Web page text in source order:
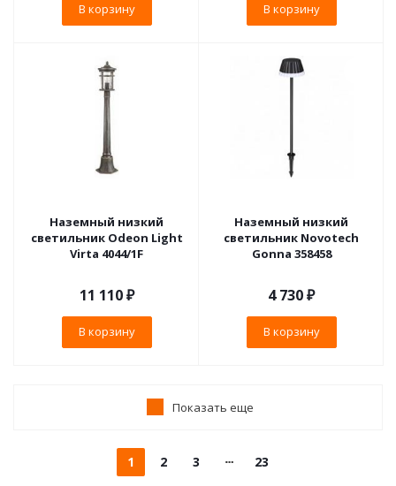
В корзину В корзину
Наземный низкий
светильник Odeon Light
Virta 4044/1F
11 110₽
В корзину
Наземный низкий
светильник Novotech
Gonna 358458
4 730₽
В корзину
Показать еще
1 2 3 23